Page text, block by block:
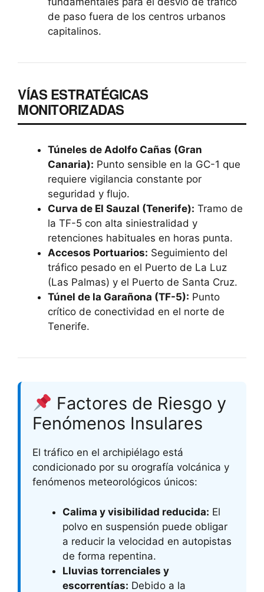
de paso fuera de los centros urbanos
capitalinos.
VÍAS ESTRATÉGICAS
MONITORIZADAS
Túneles de Adolfo Cañas (Gran
Canaria): Punto sensible en la GC-1 que
requiere vigilancia constante por
seguridad y flujo.
Curva de El Sauzal (Tenerife): Tramo de
la TF-5 con alta siniestralidad y
retenciones habituales en horas punta.
Accesos Portuarios: Seguimiento del
tráfico pesado en el Puerto de La Luz
(Las Palmas) y el Puerto de Santa Cruz.
Túnel de la Garañona (TF-5): Punto
crítico de conectividad en el norte de
Tenerife.
Factores de Riesgo y
Fenómenos Insulares
El tráfico en el archipiélago está
condicionado por su orografía volcánica y
fenómenos meteorológicos únicos:
Calima y visibilidad reducida: El
polvo en suspensión puede obligar
a reducir la velocidad en autopistas
de forma repentina.
Lluvias torrenciales y
escorrentías: Debido a la